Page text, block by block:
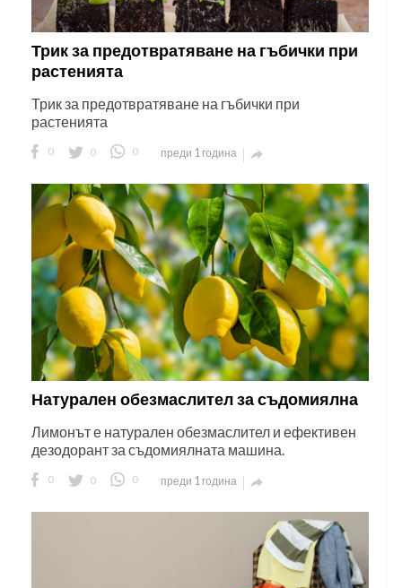
Трик за предотвратяване на гъбички при
растенията
Трик за предотвратяване на гъбички при
растенията
0 0 0 преди 1 година 
Натурален обезмаслител за съдомиялна
Лимонът е натурален обезмаслител и ефективен
дезодорант за съдомиялната машина.
0 0 0 преди 1 година 